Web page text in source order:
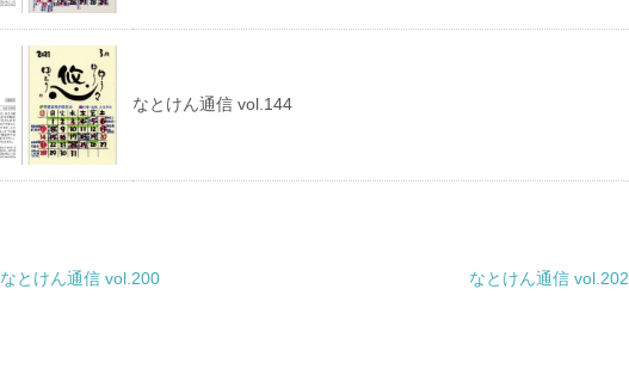
なとけん通信 vol.144
なとけん通信 vol.200 なとけん通信 vol.202